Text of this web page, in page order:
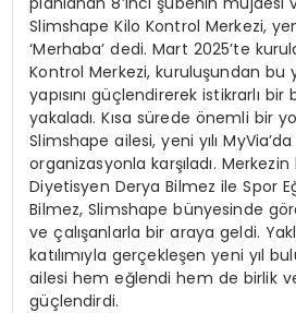
Slimshape Kilo Kontrol Merkezi,
‘Merhaba’ dedi. Mart 2025’te
Kontrol Merkezi, kuruluşundan bu
yapısını güçlendirerek istikrarlı
yakaladı. Kısa sürede önemli bir
Slimshape ailesi, yeni yılı
organizasyonla karşıladı.
Diyetisyen Derya Bilmez ile Spor
Bilmez, Slimshape bünyesinde
ve çalışanlarla bir araya geldi.
katılımıyla gerçekleşen yeni yıl
ailesi hem eğlendi hem de birlik
güçlendirdi.